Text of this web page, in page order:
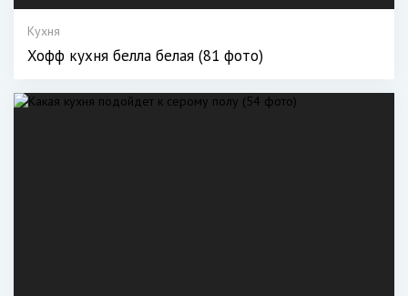
Кухня
Хофф кухня белла белая (81 фото)